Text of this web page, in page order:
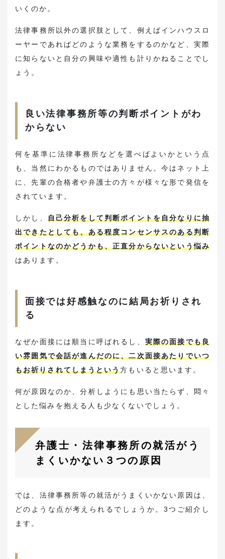
いくのか。
法律事務所以外の選択肢として、例えばインハウスロ
ーヤーであればどのような業務をするのかなど、実際
に知らないと自分の興味や適性も計りかねることでし
ょう。
良い法律事務所等の判断ポイントがわ
からない
何を基準に法律事務所などを選べばよいかという点
も、当然にわかるものではありません。今はネット上
に、先輩の合格者や弁護士の方々が様々な形で発信を
されています。
しかし、 自己分析をして判断ポイントを自分なりに抽
出できたとしても、ある程度コンセンサスのある判断
ポイントなのかどうかも、正直分からないという悩み
はあります。
面接では好感触なのに結局お祈りされ
る
なぜか面接には順当に呼ばれるし、 実際の面接でも良
い雰囲気で会話が進んだのに、二次面接あたりでいつ
もお祈りされてしまうという方もいると思います。
何が原因なのか、分析しようにも思い当たらず、悶々
とした悩みを抱える人も少なくないでしょう。
弁護士・法律事務所の就活がう
まくいかない３つの原因
では、法律事務所等の就活がうまくいかない原因は、
どのような点が考えられるでしょうか。3つご紹介し
ます。